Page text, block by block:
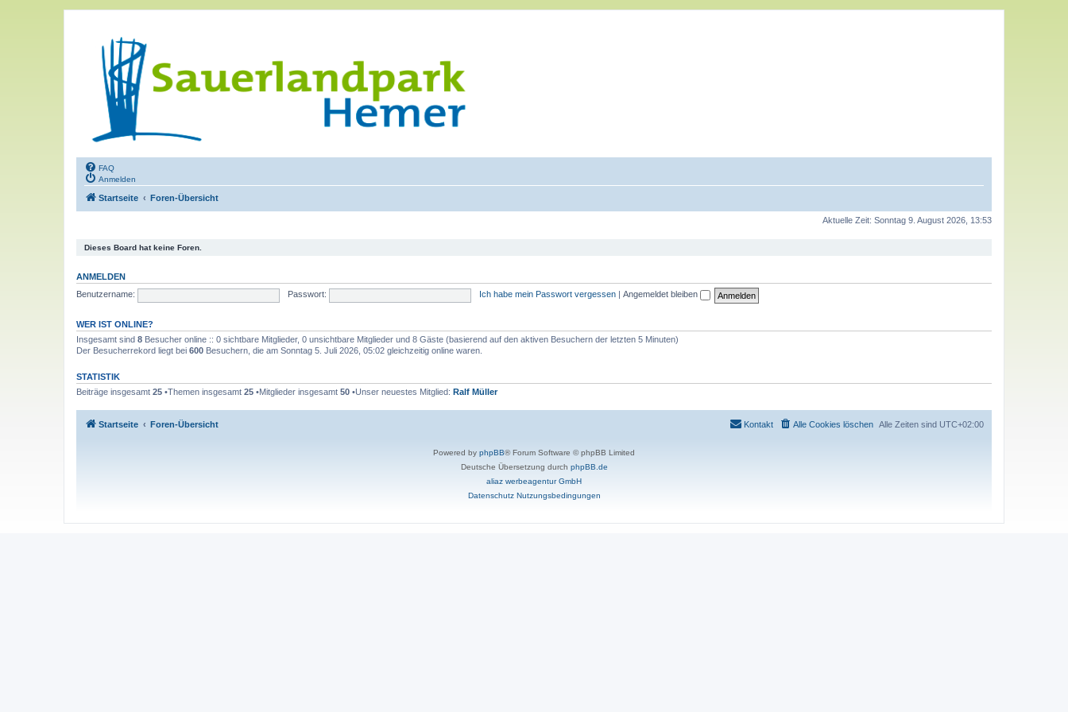
FAQ
Anmelden
Startseite Foren-Übersicht
Aktuelle Zeit: Sonntag 9. August 2026, 13:53
Dieses Board hat keine Foren.
ANMELDEN
Benutzername:
Passwort: Ich habe mein Passwort vergessen Angemeldet bleiben
WER IST ONLINE?
Insgesamt sind 8 Besucher online :: 0 sichtbare Mitglieder, 0 unsichtbare Mitglieder und 8 Gäste (basierend auf den aktiven Besuchern der letzten 5 Minuten)
Der Besucherrekord liegt bei 600 Besuchern, die am Sonntag 5. Juli 2026, 05:02 gleichzeitig online waren.
STATISTIK
Beiträge insgesamt 25 •Themen insgesamt 25 •Mitglieder insgesamt 50 •Unser neuestes Mitglied: Ralf Müller
Startseite Foren-Übersicht Alle Zeiten sind UTC+02:00
Alle Cookies löschen
Kontakt
Powered by phpBB® Forum Software © phpBB Limited
Deutsche Übersetzung durch phpBB.de
aliaz werbeagentur GmbH
Datenschutz Nutzungsbedingungen